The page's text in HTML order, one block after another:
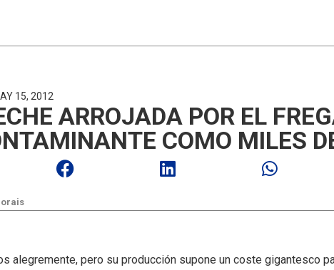
15, 2012
ARROJADA POR EL
COMO MILES
alegremente, pero su producción supone un coste gigantesco